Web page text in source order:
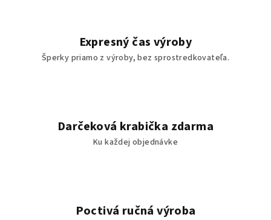
Expresný čas výroby
Šperky priamo z výroby, bez sprostredkovateľa.
Darčeková krabička zdarma
Ku každej objednávke
Poctivá ručná výroba